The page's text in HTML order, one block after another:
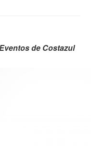
de Costazul